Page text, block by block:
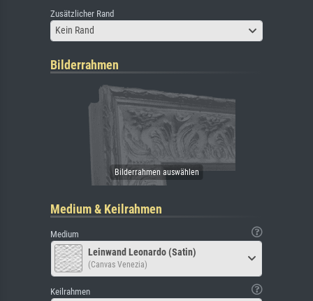
Zusätzlicher Rand
Kein Rand
Bilderrahmen
Medium & Keilrahmen
Medium
Leinwand Leonardo (Satin)
(Canvas Venezia)
Keilrahmen